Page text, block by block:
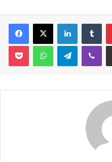
Telegram